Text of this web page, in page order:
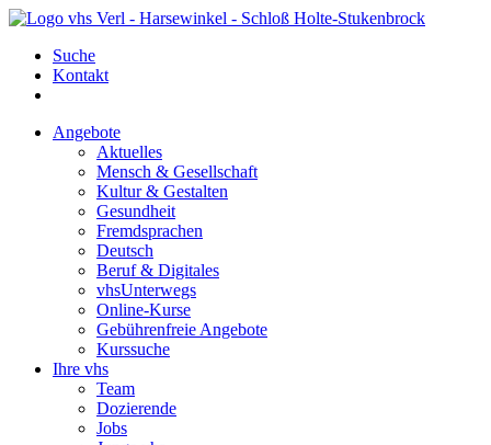
Suche
Kontakt
Angebote
Aktuelles
Mensch & Gesellschaft
Kultur & Gestalten
Gesundheit
Fremdsprachen
Deutsch
Beruf & Digitales
vhsUnterwegs
Online-Kurse
Gebührenfreie Angebote
Kurssuche
Ihre vhs
Team
Dozierende
Jobs